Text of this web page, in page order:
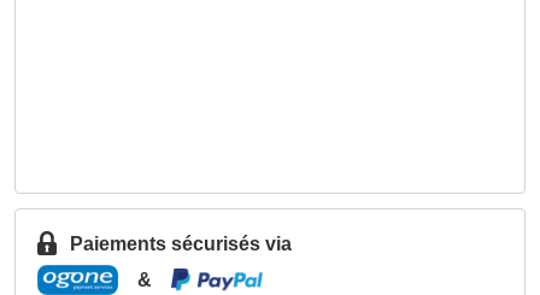
Paiements sécurisés via
&